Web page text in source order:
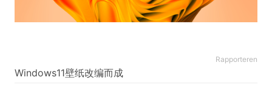
Rapporteren